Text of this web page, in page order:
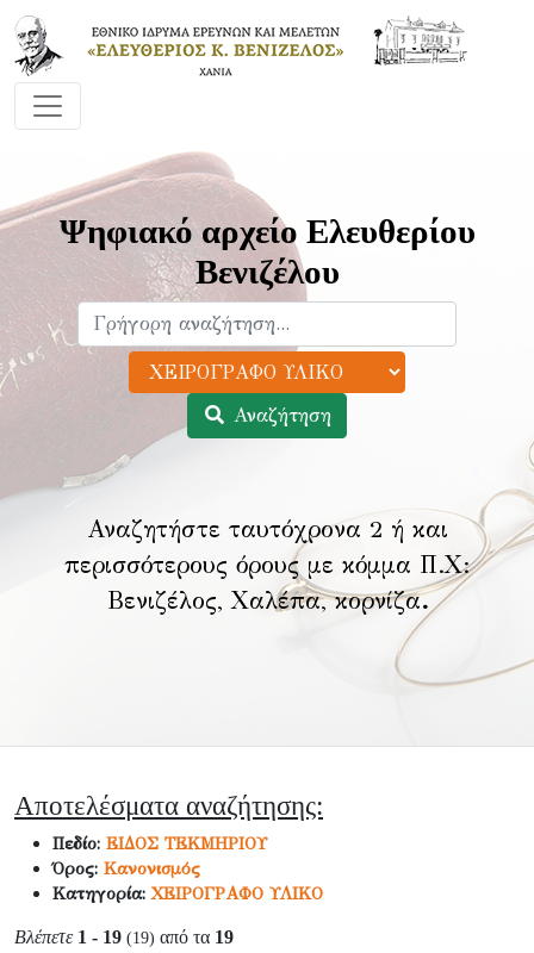
Ψηφιακό αρχείο Ελευθερίου
Βενιζέλου
Αναζήτηση
Αναζητήστε ταυτόχρονα 2 ή και
περισσότερους όρους με κόμμα Π.Χ:
Βενιζέλος, Χαλέπα, κορνίζα.
Αποτελέσματα αναζήτησης:
Πεδίο: ΕΙΔΟΣ ΤΕΚΜΗΡΙΟΥ
Όρος: Κανονισμός
Κατηγορία:ΧΕΙΡΟΓΡΑΦΟ ΥΛΙΚΟ
Βλέπετε 1 - 19 (19) από τα 19